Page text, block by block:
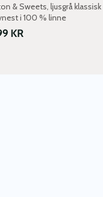
& Sweets, ljusgrå klassisk
i 100 % linne
KR